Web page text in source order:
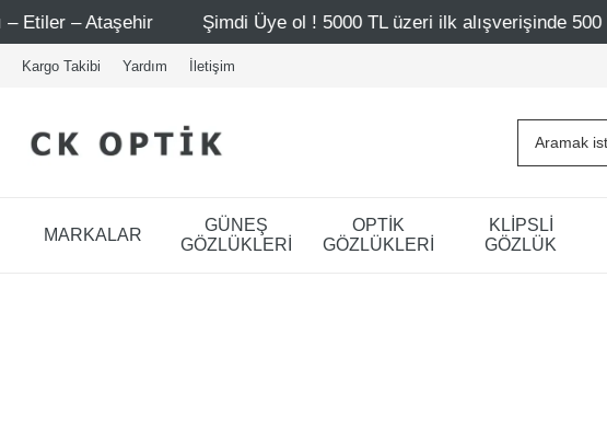
Şimdi Üye ol ! 5000 TL üzeri ilk alışverişinde 500 TL indirim
Kargo Takibi Yardım İletişim
MARKALAR
GÜNEŞ
GÖZLÜKLERİ
OPTİK
GÖZLÜKLERİ
KLİPSLİ
GÖZLÜK